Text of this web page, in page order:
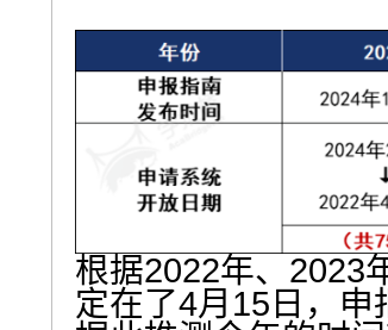
根据2022年、2023
定在了4月15日，